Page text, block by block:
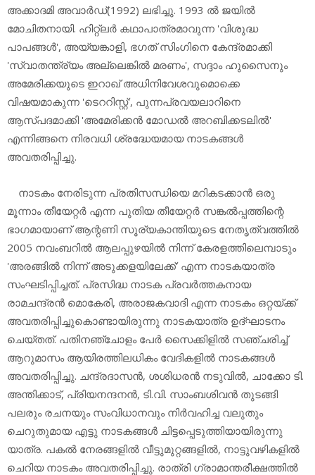
അക്കാദമി അവാര്‍ഡ്(1992) ലഭിച്ചു. 1993 ല്‍ ജയില്‍
മോചിതനായി. ഹിറ്റ്‌ലര്‍ കഥാപാത്രമാവുന്ന 'വിശുദ്ധ
പാപങ്ങള്‍', അയ്യങ്കാളി, ഭഗത് സിംഗിനെ കേന്ദ്രമാക്കി
'സ്വാതന്ത്ര്യം അല്ലെങ്കില്‍ മരണം', സദ്ദാം ഹുസൈനും
അമേരിക്കയുടെ ഇറാഖ് അധിനിവേശവുമൊക്കെ
വിഷയമാകുന്ന 'ടെററിസ്റ്റ്', പുന്നപ്രവയലാറിനെ
ആസ്പദമാക്കി 'അമേരിക്കന്‍ മോഡല്‍ അറബിക്കടലില്‍'
എന്നിങ്ങനെ നിരവധി ശ്രദ്ധേയമായ നാടകങ്ങള്‍
അവതരിപ്പിച്ചു.
നാടകം നേരിടുന്ന പ്രതിസന്ധിയെ മറികടക്കാന്‍ ഒരു
മൂന്നാം തീയേറ്റര്‍ എന്ന പുതിയ തീയേറ്റര്‍ സങ്കല്‍പ്പത്തിന്റെ
ഭാഗമായാണ് ആന്റണി സൂര്യകാന്തിയുടെ നേതൃത്വത്തില്‍
2005 നവംബറില്‍ ആലപ്പുഴയില്‍ നിന്ന് കേരളത്തിലെമ്പാടും
'അരങ്ങില്‍ നിന്ന് അടുക്കളയിലേക്ക്' എന്ന നാടകയാത്ര
സംഘടിപ്പിച്ചത്. പ്രസിദ്ധ നാടക പ്രവര്‍ത്തകനായ
രാമചന്ദ്രന്‍ മൊകേരി, അരാജകവാദി എന്ന നാടകം ഒറ്റയ്ക്ക്
അവതരിപ്പിച്ചുകൊണ്ടായിരുന്നു നാടകയാത്ര ഉദ്ഘാടനം
ചെയ്തത്. പതിനഞ്ചോളം പേര്‍ സൈക്കിളില്‍ സഞ്ചരിച്ച്
ആറുമാസം ആയിരത്തിലധികം വേദികളില്‍ നാടകങ്ങള്‍
അവതരിപ്പിച്ചു. ചന്ദ്രദാസന്‍, ശശിധരന്‍ നടുവില്‍, ചാക്കോ ടി.
അന്തിക്കാട്, പ്രിയനന്ദനന്‍, ടി.വി. സാംബശിവന്‍ തുടങ്ങി
പലരും രചനയും സംവിധാനവും നിര്‍വഹിച്ച വലുതും
ചെറുതുമായ എട്ടു നാടകങ്ങള്‍ ചിട്ടപ്പെടുത്തിയായിരുന്നു
യാത്ര. പകല്‍ നേരങ്ങളില്‍ വീട്ടുമുറ്റങ്ങളില്‍, നാട്ടുവഴികളില്‍
ചെറിയ നാടകം അവതരിപ്പിച്ചു. രാത്രി ഗ്രാമാന്തരീക്ഷത്തില്‍